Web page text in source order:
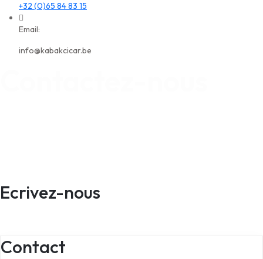
+32 (0)65 84 83 15
Email:
info@kabakcicar.be
Ecrivez-nous
Contact